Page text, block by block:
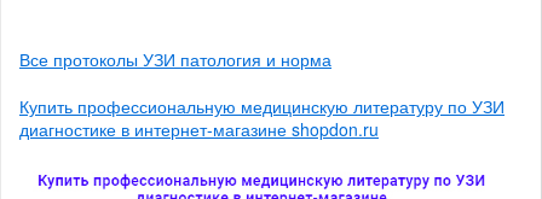
Все протоколы УЗИ патология и норма
Купить профессиональную медицинскую литературу по УЗИ
диагностике в интернет-магазине shopdon.ru